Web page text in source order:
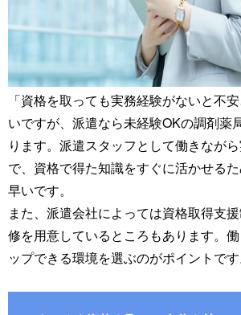
「資格を取っても実務経験がないと不
いですが、派遣なら未経験OKの調剤薬
ります。派遣スタッフとして働きなが
で、資格で得た知識をすぐに活かせる
早いです。
また、派遣会社によっては資格取得支
修を用意しているところもあります。
ップできる環境を選ぶのがポイントです